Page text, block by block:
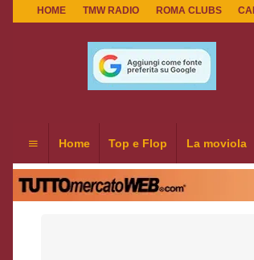
HOME TMW RADIO ROMA CLUBS
Home Top e Flop La moviola